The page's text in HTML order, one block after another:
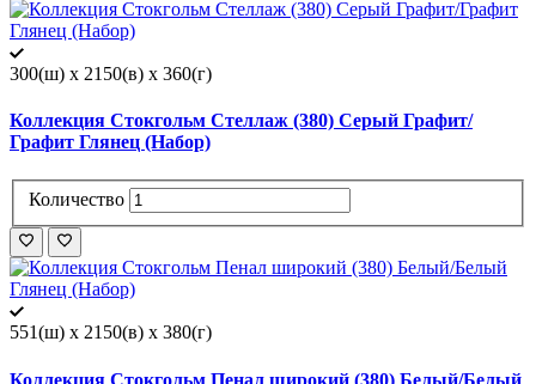
300(ш) x 2150(в) x 360(г)
Коллекция Стокгольм Стеллаж (380) Серый Графит/
Графит Глянец (Набор)
Количество
551(ш) x 2150(в) x 380(г)
Коллекция Стокгольм Пенал широкий (380) Белый/Белый